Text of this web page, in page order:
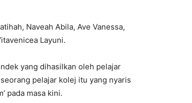
Naveah Abila, Ave Vanessa,
Layuni.
yang dihasilkan oleh pelajar
pelajar kolej itu yang nyaris
pada masa kini.